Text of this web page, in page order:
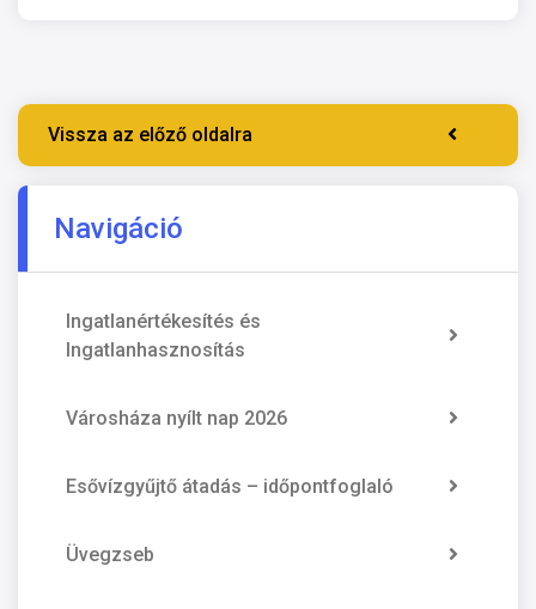
Vissza az előző oldalra
Navigáció
Ingatlanértékesítés és
Ingatlanhasznosítás
Városháza nyílt nap 2026
Esővízgyűjtő átadás – időpontfoglaló
Üvegzseb